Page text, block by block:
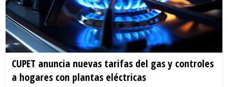
CUPET anuncia nuevas tarifas del gas y controles
a hogares con plantas eléctricas